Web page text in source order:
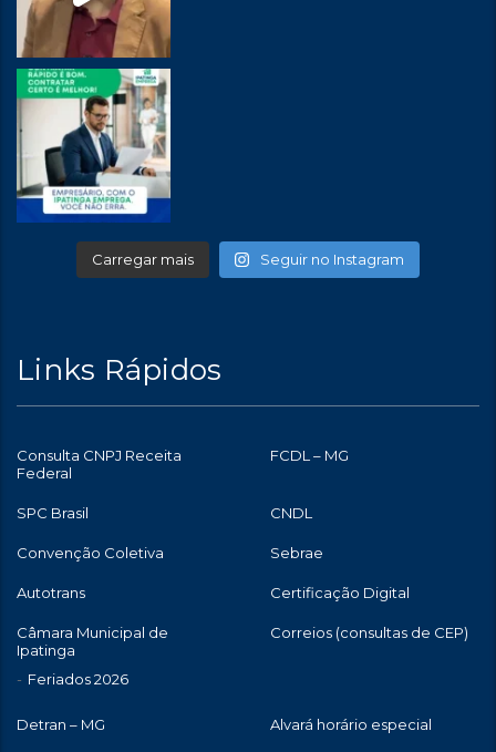
Carregar mais Seguir no Instagram
Links Rápidos
Consulta CNPJ Receita
Federal
FCDL – MG
SPC Brasil CNDL
Convenção Coletiva Sebrae
Autotrans Certificação Digital
Câmara Municipal de
Ipatinga
Feriados 2026
Correios (consultas de CEP)
Detran – MG Alvará horário especial